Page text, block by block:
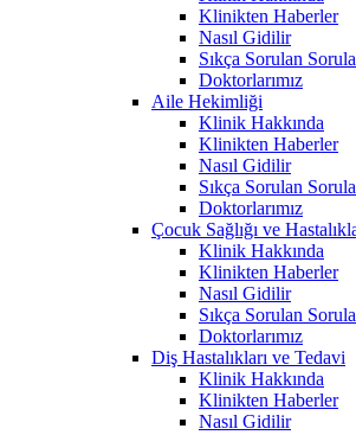
Klinikten Haberler
Nasıl Gidilir
Sıkça Sorulan
Doktorlarımız
Aile Hekimliği
Klinik Hakkında
Klinikten Haberler
Nasıl Gidilir
Sıkça Sorulan
Doktorlarımız
Çocuk Sağlığı ve
Klinik Hakkında
Klinikten Haberler
Nasıl Gidilir
Sıkça Sorulan
Doktorlarımız
Diş Hastalıkları ve Tedavi
Klinik Hakkında
Klinikten Haberler
Nasıl Gidilir